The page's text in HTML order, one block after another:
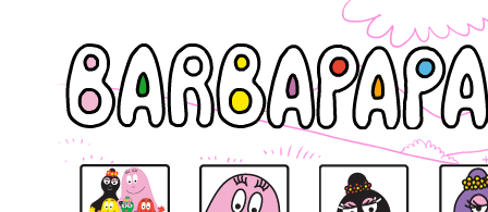
Barbapapà Barbapapà Barbamamma